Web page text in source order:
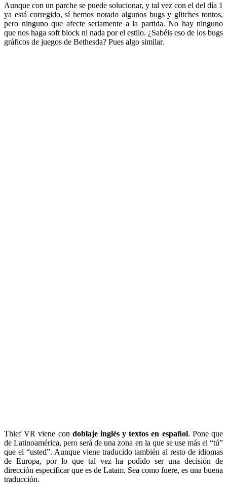
Aunque con un parche se puede solucionar, y tal vez con el del día 1
ya está corregido, sí hemos notado algunos bugs y glitches tontos,
pero ninguno que afecte seriamente a la partida. No hay ninguno
que nos haga soft block ni nada por el estilo. ¿Sabéis eso de los bugs
gráficos de juegos de Bethesda? Pues algo similar.
Thief VR viene con doblaje inglés y textos en español. Pone que
de Latinoamérica, pero será de una zona en la que se use más el “tú”
que el “usted”. Aunque viene traducido también al resto de idiomas
de Europa, por lo que tal vez ha podido ser una decisión de
dirección especificar que es de Latam. Sea como fuere, es una buena
traducción.